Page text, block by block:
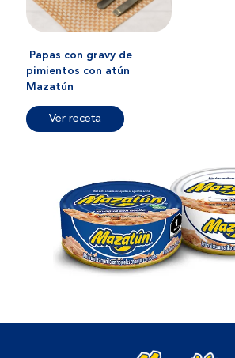
Papas con gravy de
pimientos con atún
Mazatún
Ver receta